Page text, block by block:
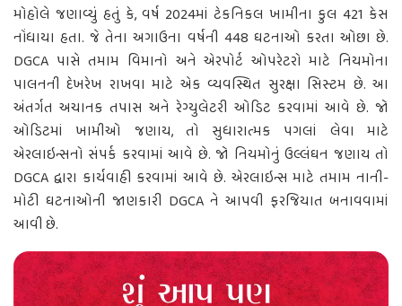
મોહોલે જણાવ્યું હતું કે, વર્ષ 2024માં ટેકનિકલ ખામીના કુલ 421 કેસ
નોંધાયા હતા. જે તેના અગાઉના વર્ષની 448 ઘટનાઓ કરતા ઓછા છે.
DGCA પાસે તમામ વિમાનો અને એરપોર્ટ ઓપરેટરો માટે નિયમોના
પાલનની દેખરેખ રાખવા માટે એક વ્યવસ્થિત સુરક્ષા સિસ્ટમ છે. આ
અંતર્ગત અચાનક તપાસ અને રેગ્યુલેટરી ઓડિટ કરવામાં આવે છે. જો
ઓડિટમાં ખામીઓ જણાય, તો સુધારાત્મક પગલાં લેવા માટે
એરલાઇન્સનો સંપર્ક કરવામાં આવે છે. જો નિયમોનું ઉલ્લંઘન જણાય તો
DGCA દ્વારા કાર્યવાહી કરવામાં આવે છે. એરલાઇન્સ માટે તમામ નાની-
મોટી ઘટનાઓની જાણકારી DGCA ને આપવી ફરજિયાત બનાવવામાં
આવી છે.